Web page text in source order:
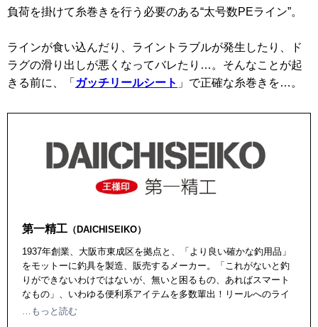
負荷を掛けて糸巻きを行う必要のある“太号数PEライン”。
ラインが食い込んだり、ライントラブルが発生したり、ド
ラグの滑り出しが悪くなってバレたり…。そんなことが起
きる前に、「 ガッチリールシート 」で正確な糸巻きを…。
第一精工 （DAICHISEIKO）
1937年創業、大阪市東成区を拠点と、「より良い確かな釣用品」
をモットーに釣具を製造、販売するメーカー。「これがないと釣
りができないわけではないが、無いと困るもの、あればスマート
なもの」、いわゆる便利系アイテムを多数輩出！リールへのライ
ンの巻き取り、ラインの巻き替えが簡単にできる「巻き替えスプ
…もっと読む